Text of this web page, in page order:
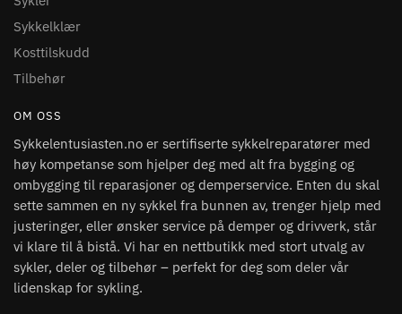
1.440
DELER TIL EL-SYKKEL,VERKTØY